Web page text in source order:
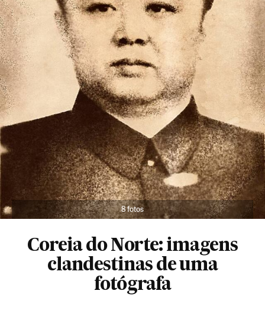
8 fotos
Coreia do Norte: imagens
clandestinas de uma
fotógrafa